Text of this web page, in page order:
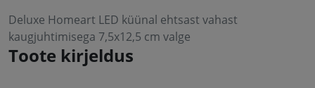
Deluxe Homeart LED küünal ehtsast vahast
kaugjuhtimisega 7,5x12,5 cm valge
Toote kirjeldus